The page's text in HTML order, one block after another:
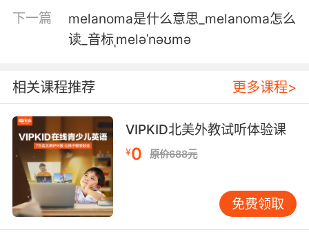
melody.
你无法想象这个世界没有音乐
7. a melody that's been in my heart for a very
long time.
一段珍藏在我心中已久的旋律
8. The mages played the melody, but I wrote
the concerto.
但魔法师不过是照本宣科 我却是创造者
下一篇
melanoma是什么意思_melanoma怎么
读_音标ˌmeləˈnəʊmə
相关课程推荐 更多课程>
VIPKID北美外教试听体验课
¥0 原价688元
免费领取